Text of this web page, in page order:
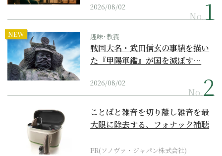
2026/08/02
No.
NEW 趣味･教養
戦国大名・武田信玄の事績を描い
た『甲陽軍鑑』が国を滅ぼす…
2026/08/02
No.
ことばと雑音を切り離し雑音を最
大限に除去する、フォナック補聴
PR(ソノヴァ・ジャパン株式会社)